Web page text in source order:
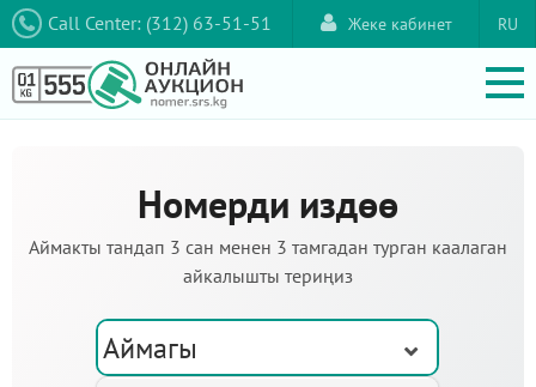
Call Center: (312) 63-51-51 RU
Жеке кабинет
Номерди издөө
Аймакты тандап 3 сан менен 3 тамгадан турган каалаган
айкалышты териңиз
Аймагы